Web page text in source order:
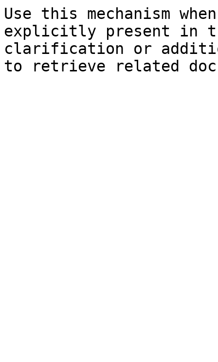
Use this mechanism
explicitly present in
clarification or